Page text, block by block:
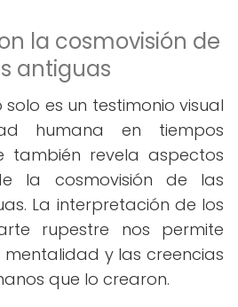
la cosmovisión de
antiguas
es un testimonio visual
humana en tiempos
también revela aspectos
la cosmovisión de las
La interpretación de los
rupestre nos permite
y las creencias
que lo crearon.